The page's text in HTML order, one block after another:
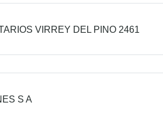
VIRREY DEL PINO 2461
S A